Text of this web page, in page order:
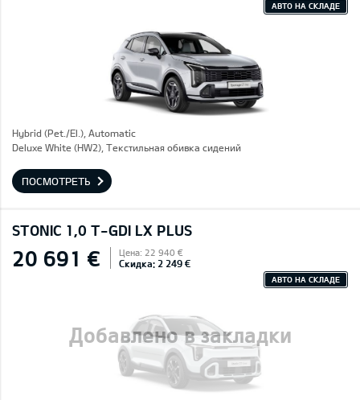
АВТО НА СКЛАДЕ
Hybrid (Pet./El.), Automatic
Deluxe White (HW2), Текстильная обивка сидений
ПОСМОТРЕТЬ
STONIC 1,0 T-GDI LX PLUS
Добавлено в закладки
20 691 € Цена: 22 940 €
Скидка: 2 249 €
АВТО НА СКЛАДЕ